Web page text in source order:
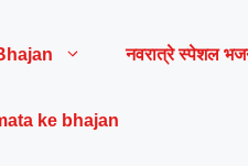
नवरात्रे स्पेशल
ke bhajan